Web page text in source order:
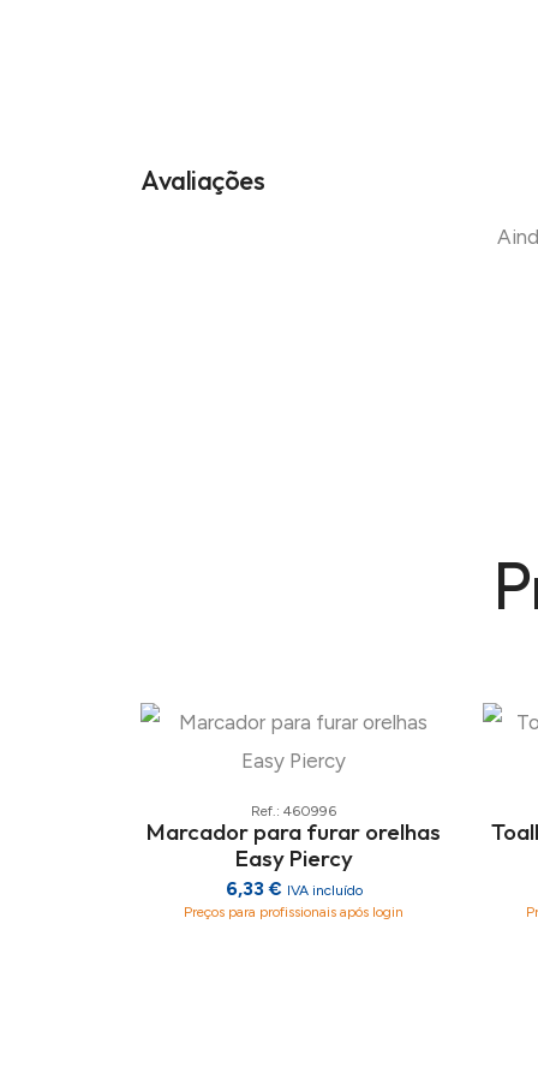
Avaliações
Ref.: 460996
Marcador para furar orelhas
Easy Piercy
6,33 € IVA incluído
Preços para profissionais após login